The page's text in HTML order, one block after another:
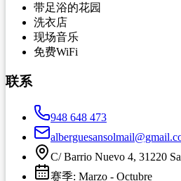
带足浴的花园
洗衣店
现场音乐
免费WiFi
联系
948 648 473
C/ Barrio Nuevo 4, 31220
赛季: Marzo - Octubre